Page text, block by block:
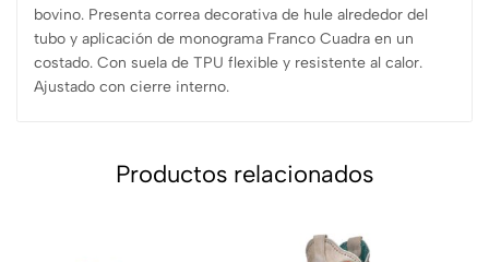
bovino. Presenta correa decorativa de hule alrededor del
tubo y aplicación de monograma Franco Cuadra en un
costado. Con suela de TPU flexible y resistente al calor.
Ajustado con cierre interno.
Productos relacionados